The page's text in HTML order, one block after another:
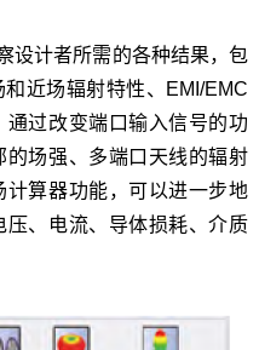
设计者所需的各种结果，包
近场辐射特性、EMI/EMC
过改变端口输入信号的功
场强、多端口天线的辐射
算器功能，可以进一步地
、电流、导体损耗、介质